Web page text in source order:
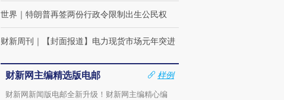
世界 ｜ 特朗普再签两份行政令限制出生公民权
财新周刊 ｜ 【封面报道】电力现货市场元年突进
财新网主编精选版电邮
样例
财新网新闻版电邮全新升级！财新网主编精心编